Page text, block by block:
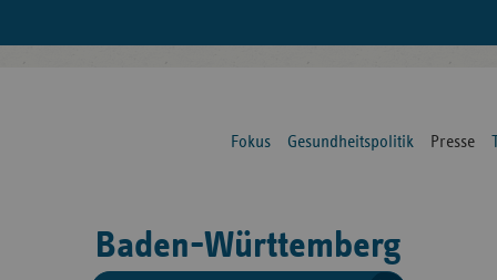
Fokus Gesundheitspolitik Presse
Baden-Württemberg